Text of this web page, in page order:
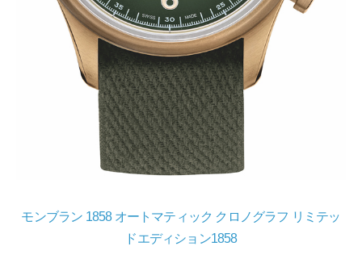
モンブラン 1858 オートマティック クロノグラフ リミテッ
ドエディション1858